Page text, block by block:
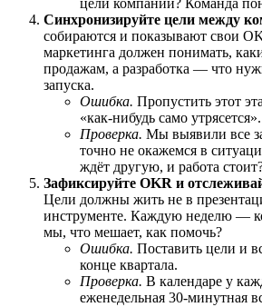
цели компании? Команда
Синхронизируйте цели между
собираются и показывают свои
маркетинга должен понимать,
продажам, а разработка — что
запуска.
Ошибка. Пропустить этот
«как-нибудь само утрясется».
Проверка. Мы выявили все
точно не окажемся в
ждёт другую, и работа
Зафиксируйте OKR и
Цели должны жить не в
инструменте. Каждую неделю —
мы, что мешает, как помочь?
Ошибка. Поставить цели и
конце квартала.
Проверка. В календаре у
еженедельная 30-минутная